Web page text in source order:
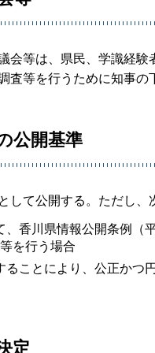
会等は、県民、学識経
査等を行うために知事
公開基準
して公開する。ただし
、香川県情報公開条例（
を行う場合
ることにより、公正かつ
定